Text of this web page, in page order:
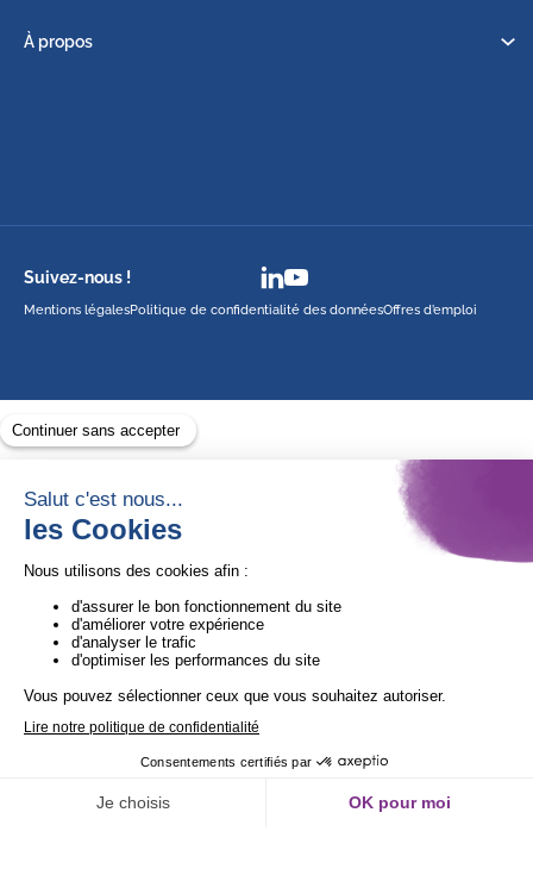
À propos
Suivez-nous !
Mentions légalesPolitique de confidentialité des donnéesOffres d’emploi
1ère Organisation de l’ESS certifiée Quali’OP